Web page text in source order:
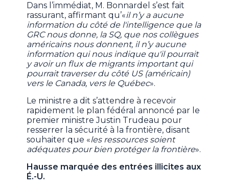
Dans l’immédiat, M. Bonnardel s’est fait
rassurant, affirmant qu’«il n’y a aucune
information du côté de l'intelligence que la
GRC nous donne, la SQ, que nos collègues
américains nous donnent, il n’y aucune
information qui nous indique qu'il pourrait
y avoir un flux de migrants important qui
pourrait traverser du côté US (américain)
vers le Canada, vers le Québec».
Le ministre a dit s’attendre à recevoir
rapidement le plan fédéral annoncé par le
premier ministre Justin Trudeau pour
resserrer la sécurité à la frontière, disant
souhaiter que «les ressources soient
adéquates pour bien protéger la frontière».
Hausse marquée des entrées illicites aux
É.-U.